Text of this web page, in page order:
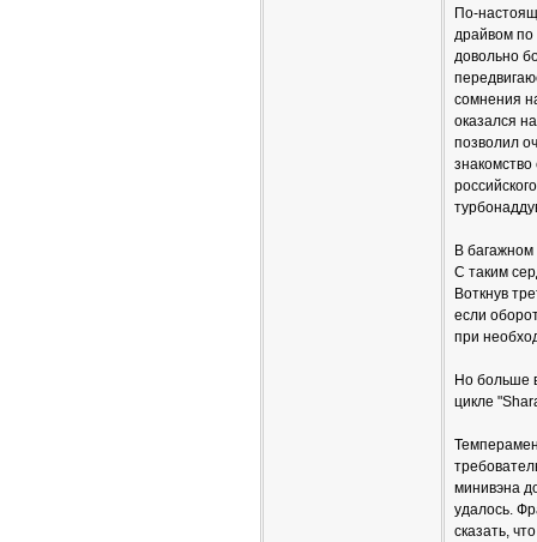
По-
драйвом по
довольно
сомнения
оказался
позволил
В багажном
С таким
Воткнув
если
при
Но больше
цикле
минивэна
удалось.
сказать,